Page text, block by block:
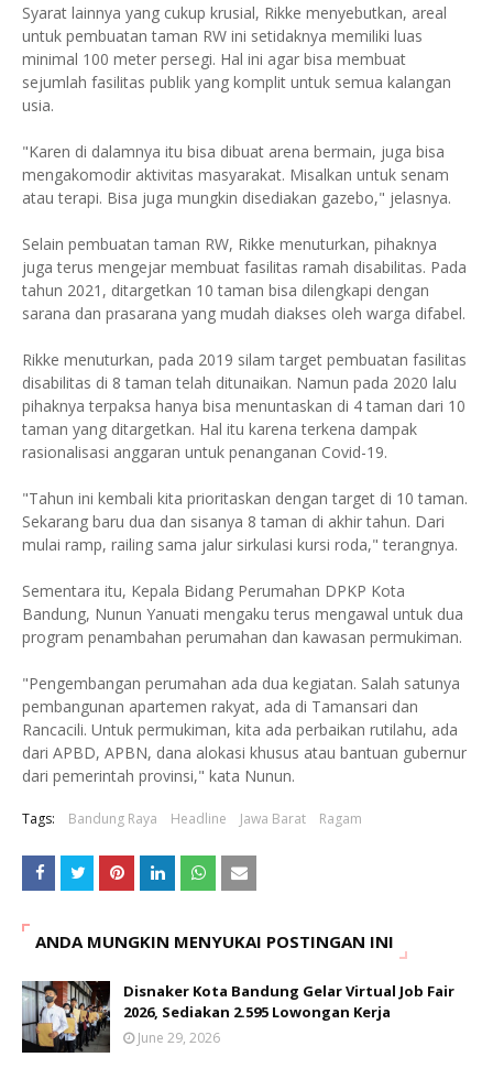
Syarat lainnya yang cukup krusial, Rikke menyebutkan, areal
untuk pembuatan taman RW ini setidaknya memiliki luas
minimal 100 meter persegi. Hal ini agar bisa membuat
sejumlah fasilitas publik yang komplit untuk semua kalangan
usia.
"Karen di dalamnya itu bisa dibuat arena bermain, juga bisa
mengakomodir aktivitas masyarakat. Misalkan untuk senam
atau terapi. Bisa juga mungkin disediakan gazebo," jelasnya.
Selain pembuatan taman RW, Rikke menuturkan, pihaknya
juga terus mengejar membuat fasilitas ramah disabilitas. Pada
tahun 2021, ditargetkan 10 taman bisa dilengkapi dengan
sarana dan prasarana yang mudah diakses oleh warga difabel.
Rikke menuturkan, pada 2019 silam target pembuatan fasilitas
disabilitas di 8 taman telah ditunaikan. Namun pada 2020 lalu
pihaknya terpaksa hanya bisa menuntaskan di 4 taman dari 10
taman yang ditargetkan. Hal itu karena terkena dampak
rasionalisasi anggaran untuk penanganan Covid-19.
"Tahun ini kembali kita prioritaskan dengan target di 10 taman.
Sekarang baru dua dan sisanya 8 taman di akhir tahun. Dari
mulai ramp, railing sama jalur sirkulasi kursi roda," terangnya.
Sementara itu, Kepala Bidang Perumahan DPKP Kota
Bandung, Nunun Yanuati mengaku terus mengawal untuk dua
program penambahan perumahan dan kawasan permukiman.
"Pengembangan perumahan ada dua kegiatan. Salah satunya
pembangunan apartemen rakyat, ada di Tamansari dan
Rancacili. Untuk permukiman, kita ada perbaikan rutilahu, ada
dari APBD, APBN, dana alokasi khusus atau bantuan gubernur
dari pemerintah provinsi," kata Nunun.
Tags: Bandung Raya Headline Jawa Barat Ragam
ANDA MUNGKIN MENYUKAI POSTINGAN INI
Disnaker Kota Bandung Gelar Virtual Job Fair
2026, Sediakan 2.595 Lowongan Kerja
June 29, 2026